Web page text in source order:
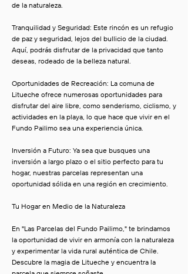
de la naturaleza.
Tranquilidad y Seguridad: Este rincón es un refugio
de paz y seguridad, lejos del bullicio de la ciudad.
Aquí, podrás disfrutar de la privacidad que tanto
deseas, rodeado de la belleza natural.
Oportunidades de Recreación: La comuna de
Litueche ofrece numerosas oportunidades para
disfrutar del aire libre, como senderismo, ciclismo, y
actividades en la playa, lo que hace que vivir en el
Fundo Pailimo sea una experiencia única.
Inversión a Futuro: Ya sea que busques una
inversión a largo plazo o el sitio perfecto para tu
hogar, nuestras parcelas representan una
oportunidad sólida en una región en crecimiento.
Tu Hogar en Medio de la Naturaleza
En "Las Parcelas del Fundo Pailimo," te brindamos
la oportunidad de vivir en armonía con la naturaleza
y experimentar la vida rural auténtica de Chile.
Descubre la magia de Litueche y encuentra la